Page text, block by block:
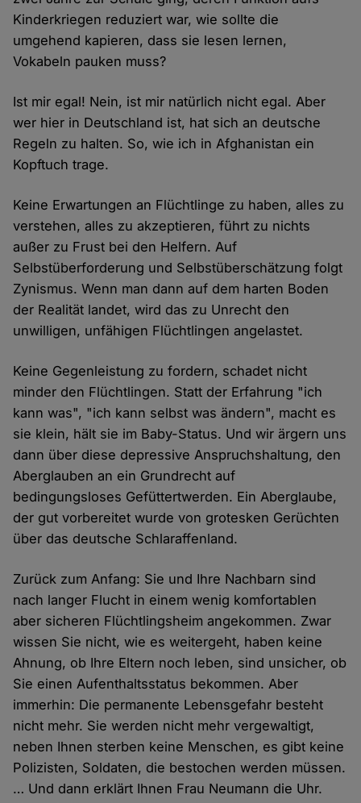
Kinderkriegen reduziert war, wie sollte die
umgehend kapieren, dass sie lesen lernen,
Vokabeln pauken muss?
Ist mir egal! Nein, ist mir natürlich nicht egal. Aber
wer hier in Deutschland ist, hat sich an deutsche
Regeln zu halten. So, wie ich in Afghanistan ein
Kopftuch trage.
Keine Erwartungen an Flüchtlinge zu haben, alles zu
verstehen, alles zu akzeptieren, führt zu nichts
außer zu Frust bei den Helfern. Auf
Selbstüberforderung und Selbstüberschätzung folgt
Zynismus. Wenn man dann auf dem harten Boden
der Realität landet, wird das zu Unrecht den
unwilligen, unfähigen Flüchtlingen angelastet.
Keine Gegenleistung zu fordern, schadet nicht
minder den Flüchtlingen. Statt der Erfahrung "ich
kann was", "ich kann selbst was ändern", macht es
sie klein, hält sie im Baby-Status. Und wir ärgern uns
dann über diese depressive Anspruchshaltung, den
Aberglauben an ein Grundrecht auf
bedingungsloses Gefüttertwerden. Ein Aberglaube,
der gut vorbereitet wurde von grotesken Gerüchten
über das deutsche Schlaraffenland.
Zurück zum Anfang: Sie und Ihre Nachbarn sind
nach langer Flucht in einem wenig komfortablen
aber sicheren Flüchtlingsheim angekommen. Zwar
wissen Sie nicht, wie es weitergeht, haben keine
Ahnung, ob Ihre Eltern noch leben, sind unsicher, ob
Sie einen Aufenthaltsstatus bekommen. Aber
immerhin: Die permanente Lebensgefahr besteht
nicht mehr. Sie werden nicht mehr vergewaltigt,
neben Ihnen sterben keine Menschen, es gibt keine
Polizisten, Soldaten, die bestochen werden müssen.
… Und dann erklärt Ihnen Frau Neumann die Uhr.